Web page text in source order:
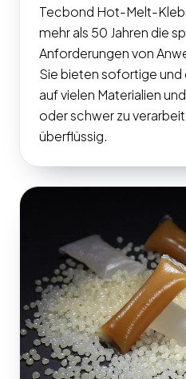
Tecbond Hot-Melt-
mehr als 50 Jahren die
Anforderungen von
Sie bieten sofortige
auf vielen Materialien
oder schwer zu
überflüssig.